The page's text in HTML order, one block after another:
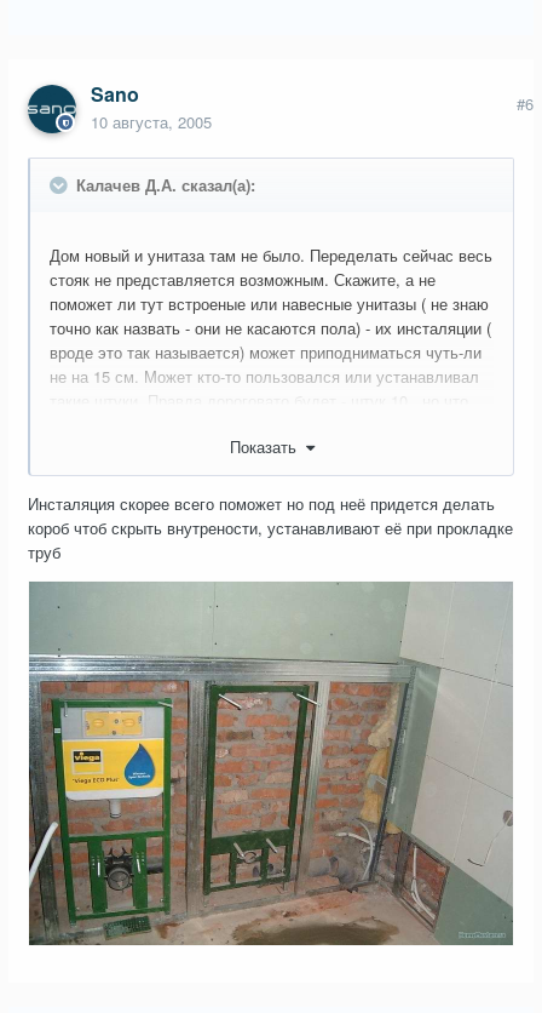
Sano
10 августа, 2005
#6
Калачев Д.А. сказал(а):
Дом новый и унитаза там не было. Переделать сейчас весь
стояк не представляется возможным. Скажите, а не
поможет ли тут встроеные или навесные унитазы ( не знаю
точно как назвать - они не касаются пола) - их инсталяции (
вроде это так называется) может приподниматься чуть-ли
не на 15 см. Может кто-то пользовался или устанавливал
такие штуки. Правда дороговато будет - штук 10 . но что
прокладке канализации или после заливки полов ( у меня
планируется теплый водяной пол). Заранее спасибо!!
Показать
Инсталяция скорее всего поможет но под неё придется делать
короб чтоб скрыть внутрености, устанавливают её при прокладке
труб